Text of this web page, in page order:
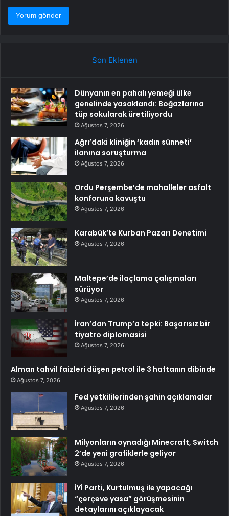
Son Eklenen
Dünyanın en pahalı yemeği ülke
genelinde yasaklandı: Boğazlarına
tüp sokularak üretiliyordu
Ağustos 7, 2026
Ağrı’daki kliniğin ‘kadın sünneti’
ilanına soruşturma
Ağustos 7, 2026
Ordu Perşembe’de mahalleler asfalt
konforuna kavuştu
Ağustos 7, 2026
Karabük’te Kurban Pazarı Denetimi
Ağustos 7, 2026
Maltepe’de ilaçlama çalışmaları
sürüyor
Ağustos 7, 2026
İran’dan Trump’a tepki: Başarısız bir
tiyatro diplomasisi
Ağustos 7, 2026
Alman tahvil faizleri düşen petrol ile 3 haftanın dibinde
Ağustos 7, 2026
Fed yetkililerinden şahin açıklamalar
Ağustos 7, 2026
Milyonların oynadığı Minecraft, Switch
2’de yeni grafiklerle geliyor
Ağustos 7, 2026
İYİ Parti, Kurtulmuş ile yapacağı
“çerçeve yasa” görüşmesinin
detaylarını açıklayacak